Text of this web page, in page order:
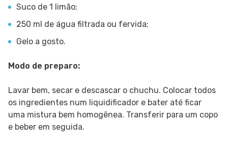
Suco de 1 limão;
250 ml de água filtrada ou fervida;
Gelo a gosto.
Modo de preparo:
Lavar bem, secar e descascar o chuchu. Colocar todos
os ingredientes num liquidificador e bater até ficar
uma mistura bem homogênea. Transferir para um copo
e beber em seguida.